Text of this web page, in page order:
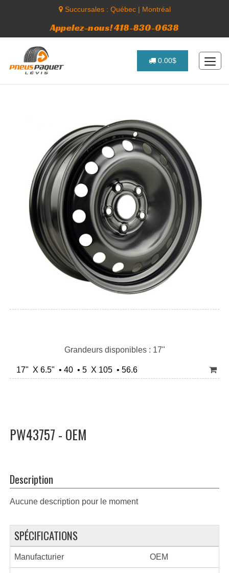
Succursales : Québec| Montréal
Appelez-nous! 418-830-0638
0.00$
Grandeurs disponibles : 17"
17" X 6.5" • 40 • 5 X 105 • 56.6
PW43757 - OEM
Description
Aucune description pour le moment
SPÉCIFICATIONS
Manufacturier OEM